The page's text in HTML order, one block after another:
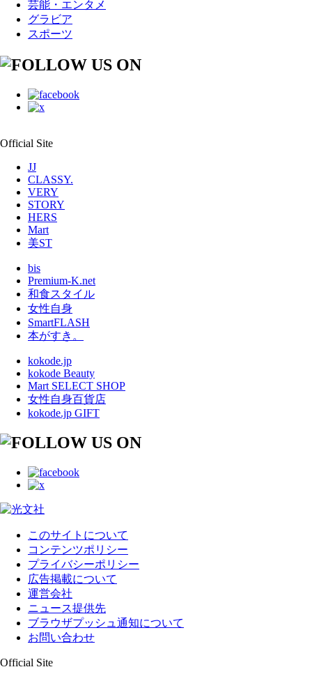
芸能・エンタメ
グラビア
スポーツ
Official Site
JJ
CLASSY.
VERY
STORY
HERS
Mart
美ST
bis
Premium-K.net
和食スタイル
女性自身
SmartFLASH
本がすき。
kokode.jp
kokode Beauty
Mart SELECT SHOP
女性自身百貨店
kokode.jp GIFT
このサイトについて
コンテンツポリシー
プライバシーポリシー
広告掲載について
運営会社
ニュース提供先
ブラウザプッシュ通知について
お問い合わせ
Official Site